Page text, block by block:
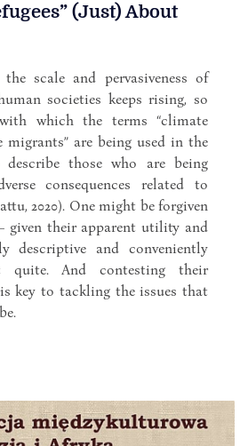
(Just) About
scale and pervasiveness of
societies keeps rising, so
which the terms “climate
migrants” are being used in the
those who are being
consequences related to
2020). One might be forgiven
given their apparent utility and
descriptive and conveniently
quite. And contesting their
key to tackling the issues that